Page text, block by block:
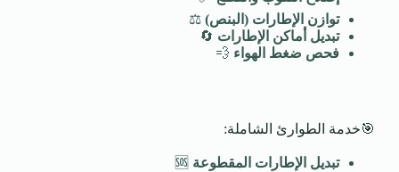
توازن الإطارات (البنص)⚖️
تبديل أماكن الإطارات 🔄
فحص ضغط الهواء 💨
🎯خدمة الطوارئ الشاملة:
تبديل الإطارات المقطوعة